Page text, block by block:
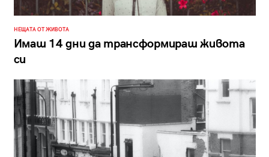
НЕЩАТА ОТ ЖИВОТА
Имаш 14 дни да трансформираш живота
си